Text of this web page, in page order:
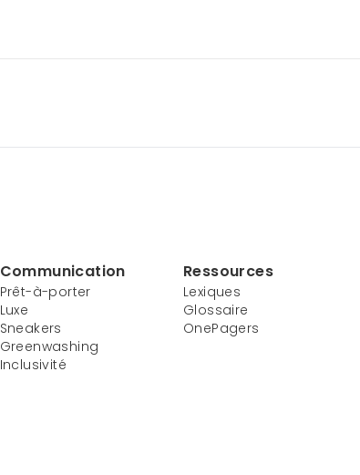
Communication
Prêt-à-porter
Luxe
Sneakers
Greenwashing
Inclusivité
Ressources
Lexiques
Glossaire
OnePagers